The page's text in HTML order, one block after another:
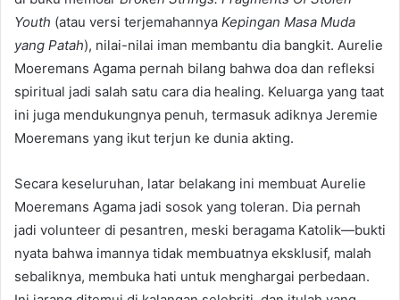
Youth (atau versi terjemahannya Kepingan Masa Muda
yang Patah), nilai-nilai iman membantu dia bangkit. Aurelie
Moeremans Agama pernah bilang bahwa doa dan refleksi
spiritual jadi salah satu cara dia healing. Keluarga yang taat
ini juga mendukungnya penuh, termasuk adiknya Jeremie
Moeremans yang ikut terjun ke dunia akting.
Secara keseluruhan, latar belakang ini membuat Aurelie
Moeremans Agama jadi sosok yang toleran. Dia pernah
jadi volunteer di pesantren, meski beragama Katolik—bukti
nyata bahwa imannya tidak membuatnya eksklusif, malah
sebaliknya, membuka hati untuk menghargai perbedaan.